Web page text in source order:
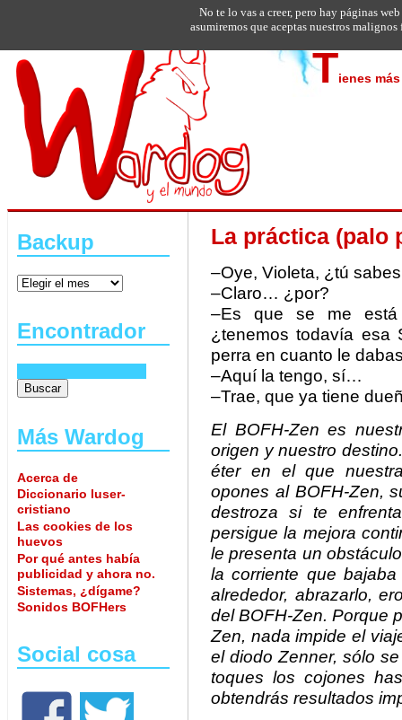
Tienes
Backup
Encontrador
Más Wardog
Acerca de
Diccionario luser-
cristiano
Las cookies de los
huevos
Por qué antes había
publicidad y ahora no.
Sistemas, ¿dígame?
Sonidos BOFHers
Social cosa
La práctica (palo
–Oye, Violeta, ¿tú
–Claro… ¿por?
–Es que se me está
¿tenemos todavía esa
perra en cuanto le
–Aquí la tengo, sí…
–Trae, que ya tiene
El BOFH-Zen es
origen y nuestro
éter en el que
opones al BOFH-Zen,
destroza si te
persigue la mejora
le presenta un
la corriente que
alrededor, abrazarlo,
del BOFH-Zen. Porque
Zen, nada impide el
el diodo Zenner, sólo
toques los cojones
obtendrás resultados
No te lo vas a creer, pero hay páginas
asumiremos que aceptas nuestros